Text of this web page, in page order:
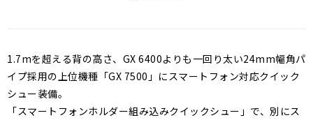
1.7mを超える背の高さ、GX 6400よりも一回り太い24mm幅角パ
イプ採用の上位機種「GX 7500」にスマートフォン対応クイック
シュー装備。
「スマートフォンホルダー組み込みクイックシュー」で、別にス